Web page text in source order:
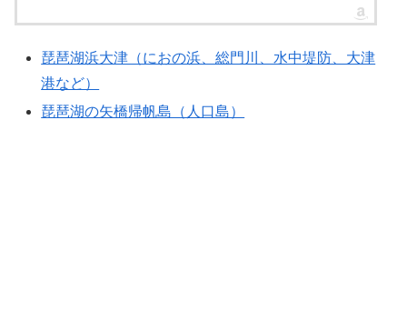
琵琶湖浜大津（におの浜、総門川、水中堤防、大津
港など）
琵琶湖の矢橋帰帆島（人口島）